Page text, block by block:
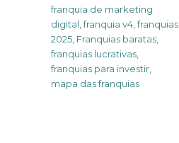
Tags
franquia de marketing
digital ,franquia v4 ,franquias
2025 Franquias baratas
franquias lucrativas
franquias para investir
mapa das franquias